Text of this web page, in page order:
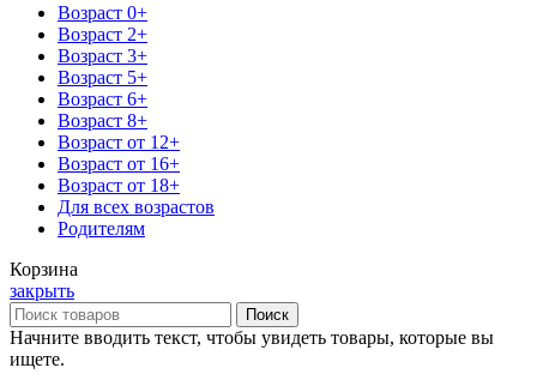
Возраст 0+
Возраст 2+
Возраст 3+
Возраст 5+
Возраст 6+
Возраст 8+
Возраст от 12+
Возраст от 16+
Возраст от 18+
Для всех возрастов
Родителям
Корзина
закрыть
Поиск
Начните вводить текст, чтобы увидеть товары, которые вы
ищете.